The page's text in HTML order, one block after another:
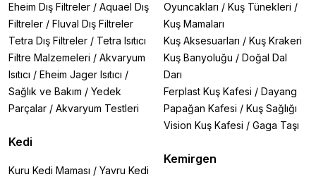
Eheim Dış Filtreler / Aquael Dış
Filtreler / Fluval Dış Filtreler
Tetra Dış Filtreler / Tetra Isıtıcı
Filtre Malzemeleri / Akvaryum
Isıtıcı / Eheim Jager Isıtıcı /
Sağlık ve Bakım / Yedek
Parçalar / Akvaryum Testleri
Kedi
Kuru Kedi Maması / Yavru Kedi
Oyuncakları / Kuş Tünekleri /
Kuş Mamaları
Kuş Aksesuarları / Kuş Krakeri
Kuş Banyoluğu / Doğal Dal
Darı
Ferplast Kuş Kafesi / Dayang
Papağan Kafesi / Kuş Sağlığı
Vision Kuş Kafesi / Gaga Taşı
Kemirgen